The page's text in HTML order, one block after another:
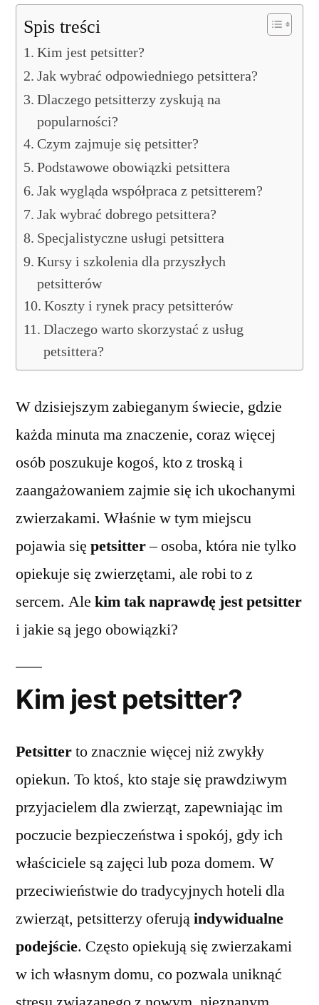
Spis treści
Kim jest petsitter?
Jak wybrać odpowiedniego petsittera?
Dlaczego petsitterzy zyskują na
popularności?
Czym zajmuje się petsitter?
Podstawowe obowiązki petsittera
Jak wygląda współpraca z petsitterem?
Jak wybrać dobrego petsittera?
Specjalistyczne usługi petsittera
Kursy i szkolenia dla przyszłych
petsitterów
Koszty i rynek pracy petsitterów
Dlaczego warto skorzystać z usług
petsittera?
W dzisiejszym zabieganym świecie, gdzie
każda minuta ma znaczenie, coraz więcej
osób poszukuje kogoś, kto z troską i
zaangażowaniem zajmie się ich ukochanymi
zwierzakami. Właśnie w tym miejscu
pojawia się petsitter– osoba, która nie tylko
opiekuje się zwierzętami, ale robi to z
sercem. Ale kim tak naprawdę jest petsitter
i jakie są jego obowiązki?
Kim jest petsitter?
Petsitterto znacznie więcej niż zwykły
opiekun. To ktoś, kto staje się prawdziwym
przyjacielem dla zwierząt, zapewniając im
poczucie bezpieczeństwa i spokój, gdy ich
właściciele są zajęci lub poza domem. W
przeciwieństwie do tradycyjnych hoteli dla
zwierząt, petsitterzy oferująindywidualne
podejście. Często opiekują się zwierzakami
w ich własnym domu, co pozwala uniknąć